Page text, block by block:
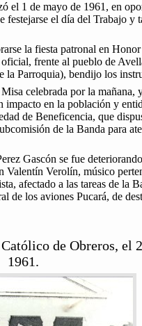
el 1 de mayo de 1961, en
el día del Trabajo y
la fiesta patronal en
frente al pueblo de
Parroquia), bendijo los
celebrada por la mañana,
impacto en la población y
de Beneficencia, que
de la Banda para
Gascón se fue
Verolín, músico
afectado a las tareas de la
de los aviones Pucará, de
de Obreros, el
1961.